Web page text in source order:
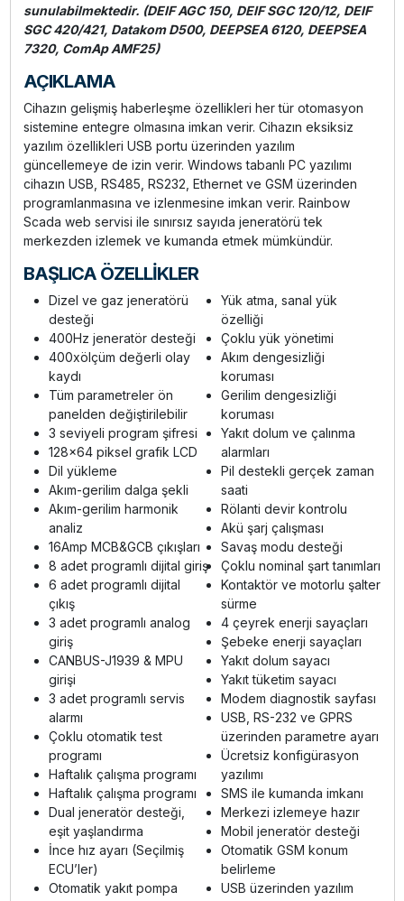
sunulabilmektedir. (DEIF AGC 150, DEIF SGC 120/12, DEIF
SGC 420/421, Datakom D500, DEEPSEA 6120, DEEPSEA
7320, ComAp AMF25)
AÇIKLAMA
Cihazın gelişmiş haberleşme özellikleri her tür otomasyon
sistemine entegre olmasına imkan verir. Cihazın eksiksiz
yazılım özellikleri USB portu üzerinden yazılım
güncellemeye de izin verir. Windows tabanlı PC yazılımı
cihazın USB, RS485, RS232, Ethernet ve GSM üzerinden
programlanmasına ve izlenmesine imkan verir. Rainbow
Scada web servisi ile sınırsız sayıda jeneratörü tek
merkezden izlemek ve kumanda etmek mümkündür.
BAŞLICA ÖZELLİKLER
Dizel ve gaz jeneratörü
desteği
400Hz jeneratör desteği
400xölçüm değerli olay
kaydı
Tüm parametreler ön
panelden değiştirilebilir
3 seviyeli program şifresi
128x64 piksel grafik LCD
Dil yükleme
Akım-gerilim dalga şekli
Akım-gerilim harmonik
analiz
16Amp MCB&GCB çıkışları
8 adet programlı dijital giriş
6 adet programlı dijital
çıkış
3 adet programlı analog
giriş
CANBUS-J1939 & MPU
girişi
3 adet programlı servis
alarmı
Çoklu otomatik test
programı
Haftalık çalışma programı
Haftalık çalışma programı
Dual jeneratör desteği,
eşit yaşlandırma
İnce hız ayarı (Seçilmiş
ECU’ler)
Otomatik yakıt pompa
Yük atma, sanal yük
özelliği
Çoklu yük yönetimi
Akım dengesizliği
koruması
Gerilim dengesizliği
koruması
Yakıt dolum ve çalınma
alarmları
Pil destekli gerçek zaman
saati
Rölanti devir kontrolu
Akü şarj çalışması
Savaş modu desteği
Çoklu nominal şart tanımları
Kontaktör ve motorlu şalter
sürme
4 çeyrek enerji sayaçları
Şebeke enerji sayaçları
Yakıt dolum sayacı
Yakıt tüketim sayacı
Modem diagnostik sayfası
USB, RS-232 ve GPRS
üzerinden parametre ayarı
Ücretsiz konfigürasyon
yazılımı
SMS ile kumanda imkanı
Merkezi izlemeye hazır
Mobil jeneratör desteği
Otomatik GSM konum
belirleme
USB üzerinden yazılım